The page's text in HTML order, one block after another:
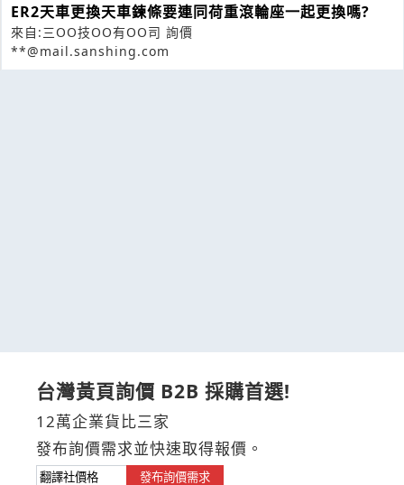
ER2天車更換天車鍊條要連同荷重滾輪座一起更換嗎?
來自:三OO技OO有OO司 詢價
**@mail.sanshing.com
台灣黃頁詢價 B2B 採購首選!
12萬企業貨比三家
發布詢價需求並快速取得報價。
發布詢價需求